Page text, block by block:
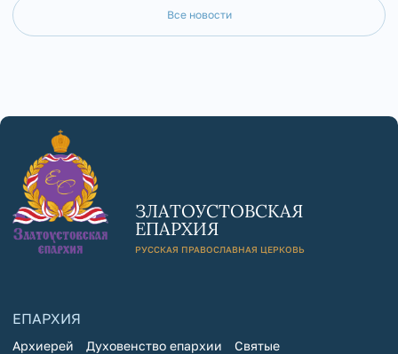
Все новости
ЗЛАТОУСТОВСКАЯ
ЕПАРХИЯ
РУССКАЯ ПРАВОСЛАВНАЯ ЦЕРКОВЬ
ЕПАРХИЯ
Архиерей Духовенство епархии
Святые